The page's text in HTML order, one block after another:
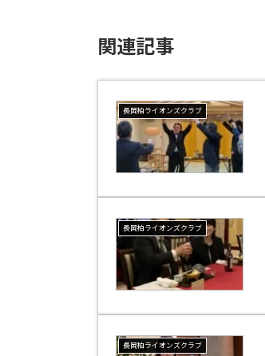
関連記事
長岡柏ライオンズクラブ
長岡柏ライオンズクラブ
長岡柏ライオンズクラブ